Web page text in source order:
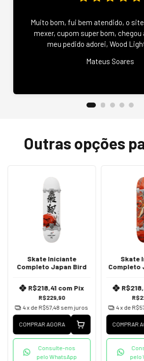
Muito bom, fui bem atendido, o
mexer, cupom super bom, chegou
meu pedido adorei, Wood
Mateus Soares
Outras opções
Skate Iniciante
Completo Japan Bird
R$229,90
R$218,41 com Pix
4x de R$57,48 sem juros
COMPRAR AGORA
Consulte-nos
pelo WhatsApp
Skate
Completo
4x de
COMPRAR
pelo